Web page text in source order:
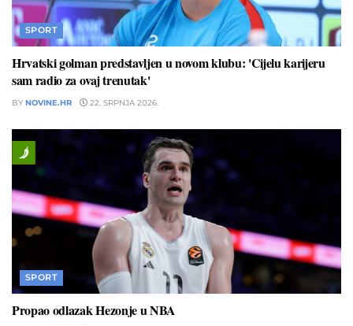
SPORT
Hrvatski golman predstavljen u novom klubu: 'Cijelu karijeru
sam radio za ovaj trenutak'
BY NOVINE.HR 22. SRPNJA 2026.
SPORT
Propao odlazak Hezonje u NBA